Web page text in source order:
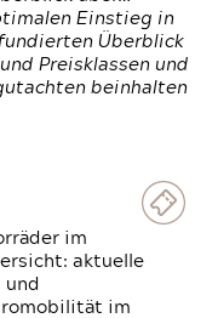
Einstieg in
Überblick
Preisklassen und
beinhalten
im
aktuelle
und
im